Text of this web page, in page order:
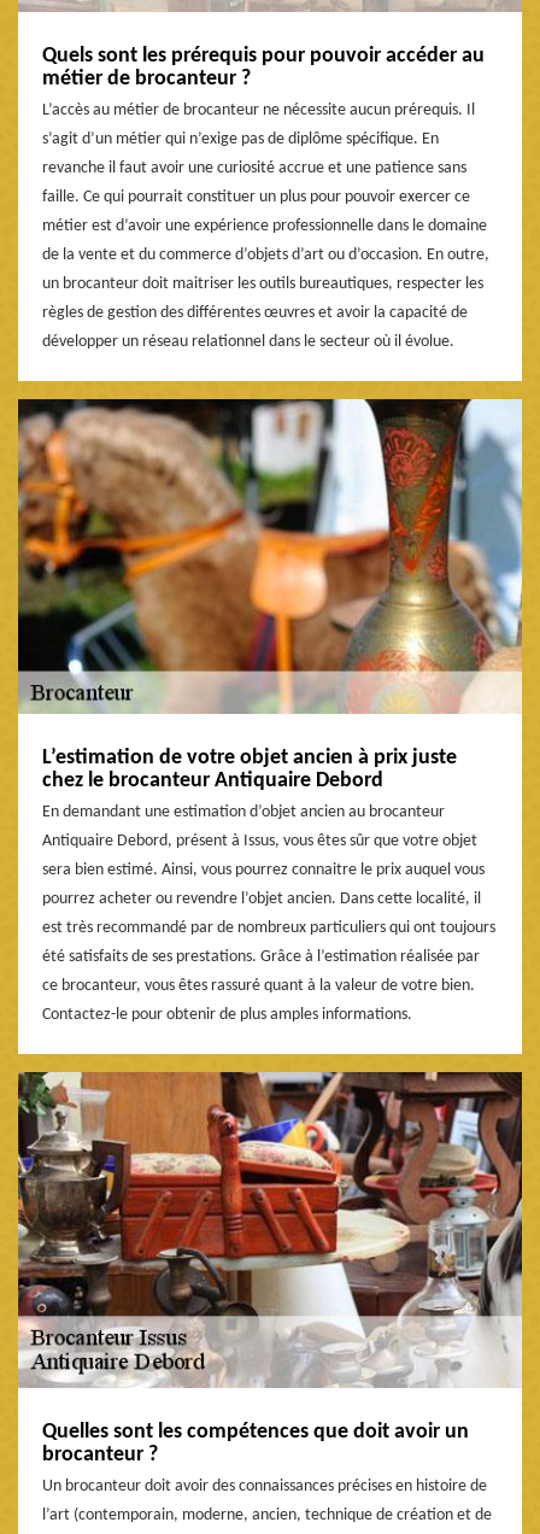
Quels sont les prérequis pour pouvoir accéder au
métier de brocanteur ?
L’accès au métier de brocanteur ne nécessite aucun prérequis. Il
s’agit d’un métier qui n’exige pas de diplôme spécifique. En
revanche il faut avoir une curiosité accrue et une patience sans
faille. Ce qui pourrait constituer un plus pour pouvoir exercer ce
métier est d’avoir une expérience professionnelle dans le domaine
de la vente et du commerce d’objets d’art ou d’occasion. En outre,
un brocanteur doit maitriser les outils bureautiques, respecter les
règles de gestion des différentes œuvres et avoir la capacité de
développer un réseau relationnel dans le secteur où il évolue.
L’estimation de votre objet ancien à prix juste
chez le brocanteur Antiquaire Debord
En demandant une estimation d’objet ancien au brocanteur
Antiquaire Debord, présent à Issus, vous êtes sûr que votre objet
sera bien estimé. Ainsi, vous pourrez connaitre le prix auquel vous
pourrez acheter ou revendre l’objet ancien. Dans cette localité, il
est très recommandé par de nombreux particuliers qui ont toujours
été satisfaits de ses prestations. Grâce à l’estimation réalisée par
ce brocanteur, vous êtes rassuré quant à la valeur de votre bien.
Contactez-le pour obtenir de plus amples informations.
Quelles sont les compétences que doit avoir un
brocanteur ?
Un brocanteur doit avoir des connaissances précises en histoire de
l’art (contemporain, moderne, ancien, technique de création et de